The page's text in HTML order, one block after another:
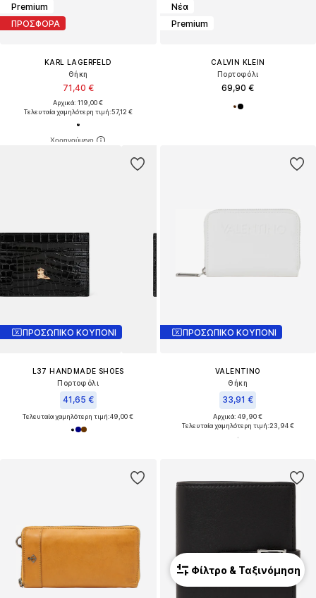
Premium
ΠΡΟΣΦΟΡΑ
KARL LAGERFELD
Θήκη
71,40 €
Αρχικά: 119,00 €
Τελευταία χαμηλότερη τιμή:57,12 €
Νέα
Premium
CALVIN KLEIN
Πορτοφόλι
69,90 €
ΠΡΟΣΩΠΙΚΟ ΚΟΥΠΟΝΙ
L37 HANDMADE SHOES
Πορτοφόλι
41,65 €
Τελευταία χαμηλότερη τιμή:49,00 €
ΠΡΟΣΩΠΙΚΟ ΚΟΥΠΟΝΙ
VALENTINO
Θήκη
33,91 €
Αρχικά: 49,90 €
Τελευταία χαμηλότερη τιμή:23,94 €
Φίλτρο & Ταξινόμηση